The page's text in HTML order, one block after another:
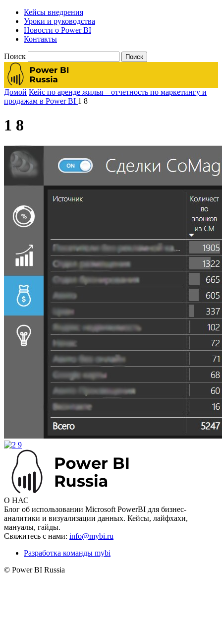
Кейсы внедрения
Уроки и руководства
Новости о Power BI
Контакты
Поиск
Домой Кейс по аренде жилья – отчетность по маркетингу и
продажам в Power BI 1 8
1 8
О НАС
Блог об использовании Microsoft PowerBI для бизнес-
аналитики и визуализации данных. Кейсы, лайфхахи,
мануалы, гайды.
Свяжитесь с нами: info@mybi.ru
Разработка команды mybi
© Power BI Russia